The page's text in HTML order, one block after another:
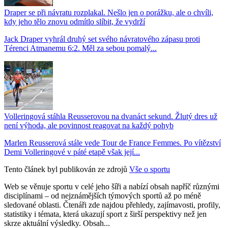
Draper se při návratu rozplakal. Nešlo jen o porážku, ale o chvíli,
kdy jeho tělo znovu odmítlo slíbit, že vydrží
Jack Draper vyhrál druhý set svého návratového zápasu proti
Térenci Atmanemu 6:2. Měl za sebou pomalý...
Volleringová stáhla Reusserovou na dvanáct sekund. Žlutý dres už
není výhoda, ale povinnost reagovat na každý pohyb
Marlen Reusserová stále vede Tour de France Femmes. Po vítězství
Demi Volleringové v páté etapě však její...
Tento článek byl publikován ze zdrojů Vše o sportu
Web se věnuje sportu v celé jeho šíři a nabízí obsah napříč různými
disciplínami – od nejznámějších týmových sportů až po méně
sledované oblasti. Čtenáři zde najdou přehledy, zajímavosti, profily,
statistiky i témata, která ukazují sport z širší perspektivy než jen
skrze aktuální výsledky. Obsah...